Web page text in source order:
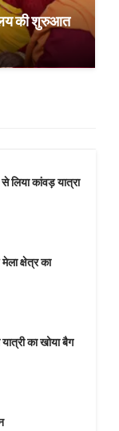
की शुरुआत
लिया कांवड़ यात्रा
क्षेत्र का
का खोया बैग